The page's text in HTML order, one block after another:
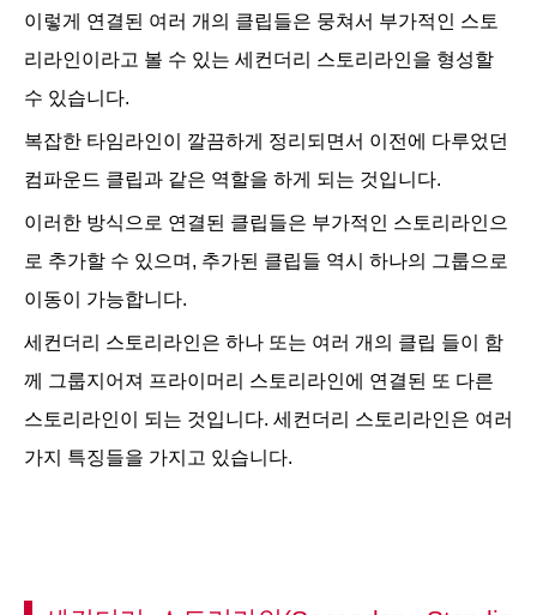
이렇게 연결된 여러 개의 클립들은 뭉쳐서 부가적인 스토
리라인이라고 볼 수 있는 세컨더리 스토리라인을 형성할
수 있습니다.
복잡한 타임라인이 깔끔하게 정리되면서 이전에 다루었던
컴파운드 클립과 같은 역할을 하게 되는 것입니다.
이러한 방식으로 연결된 클립들은 부가적인 스토리라인으
로 추가할 수 있으며, 추가된 클립들 역시 하나의 그룹으로
이동이 가능합니다.
세컨더리 스토리라인은 하나 또는 여러 개의 클립 들이 함
께 그룹지어져 프라이머리 스토리라인에 연결된 또 다른
스토리라인이 되는 것입니다. 세컨더리 스토리라인은 여러
가지 특징들을 가지고 있습니다.